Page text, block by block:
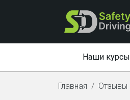
Наши курсы
Главная Отзывы